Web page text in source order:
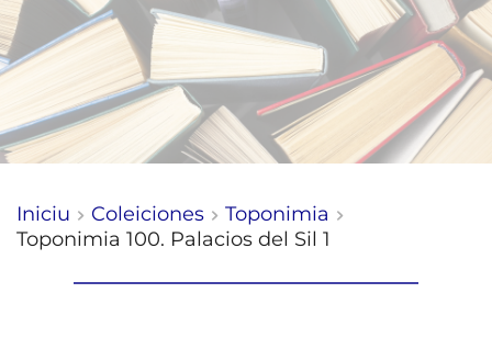
Iniciu Coleiciones
Toponimia
Toponimia 100. Palacios del Sil 1